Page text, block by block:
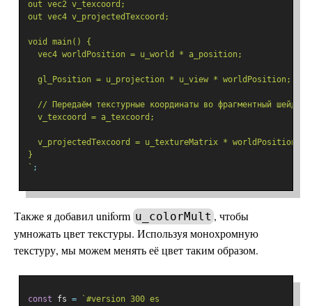
out vec2 v_texcoord;
out vec4 v_projectedTexcoord;
void main() {
  vec4 worldPosition = u_world * a_position;
  gl_Position = u_projection * u_view * worldPosition;
  // Передаём текстурные координаты во фрагментный шейдер.
  v_texcoord = a_texcoord;
  v_projectedTexcoord = u_textureMatrix * worldPosition;
}
` ;
Также я добавил uniform u_colorMult , чтобы
умножать цвет текстуры. Используя монохромную
текстуру, мы можем менять её цвет таким образом.
const fs =
`#version 300 es